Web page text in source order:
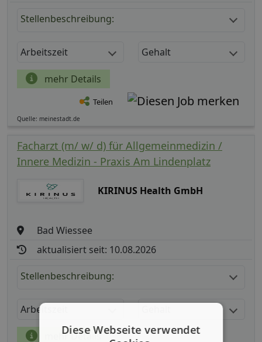
Stellenbeschreibung:
Arbeitszeit Gehalt
mehr Details
Teilen
Quelle: meinestadt.de
Facharzt (m/ w/ d) für Allgemeinmedizin /
Innere Medizin - Praxis Am Lindenplatz
KIRINUS Health GmbH
Bad Wiessee
aktualisiert seit: 10.08.2026
Stellenbeschreibung:
Arbeitszeit
mehr Details
Diese Webseite verwendet